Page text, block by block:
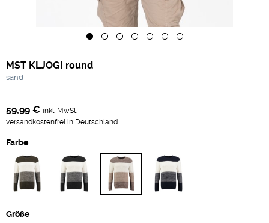
MST KLJOGI round
sand
59,99 € inkl. MwSt.
versandkostenfrei in Deutschland
Farbe
Größe